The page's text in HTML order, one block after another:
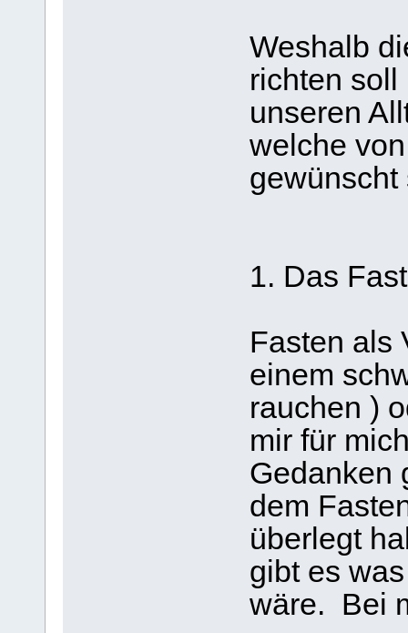
Weshalb
richten
unseren
welche
gewünscht
1. Das
Fasten als
einem
rauchen )
mir für
Gedanken
dem
überlegt
gibt es
wäre. Bei